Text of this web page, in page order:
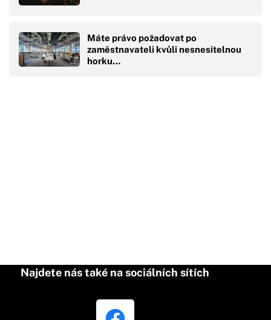
Máte právo požadovat po
zaměstnavateli kvůli nesnesitelnou
horku…
Najdete nás také na sociálních sítích